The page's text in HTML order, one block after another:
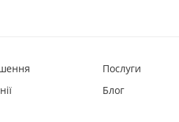
Послуги
Блог